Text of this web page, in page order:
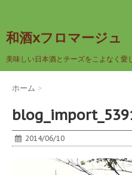
和酒xフロマージュ
美味しい日本酒とチーズをこよなく愛
ホーム >
2014/06/10